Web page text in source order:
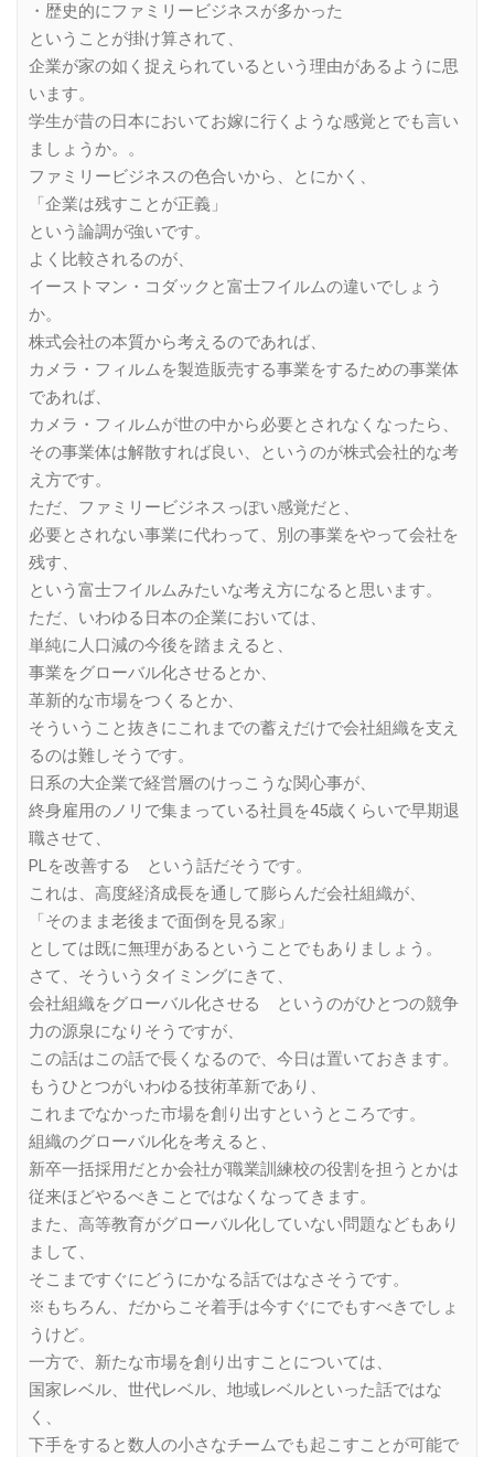
・歴史的にファミリービジネスが多かった
ということが掛け算されて、
企業が家の如く捉えられているという理由があるように思
います。
学生が昔の日本においてお嫁に行くような感覚とでも言い
ましょうか。。
ファミリービジネスの色合いから、とにかく、
「企業は残すことが正義」
という論調が強いです。
よく比較されるのが、
イーストマン・コダックと富士フイルムの違いでしょう
か。
株式会社の本質から考えるのであれば、
カメラ・フィルムを製造販売する事業をするための事業体
であれば、
カメラ・フィルムが世の中から必要とされなくなったら、
その事業体は解散すれば良い、というのが株式会社的な考
え方です。
ただ、ファミリービジネスっぽい感覚だと、
必要とされない事業に代わって、別の事業をやって会社を
残す、
という富士フイルムみたいな考え方になると思います。
ただ、いわゆる日本の企業においては、
単純に人口減の今後を踏まえると、
事業をグローバル化させるとか、
革新的な市場をつくるとか、
そういうこと抜きにこれまでの蓄えだけで会社組織を支え
るのは難しそうです。
日系の大企業で経営層のけっこうな関心事が、
終身雇用のノリで集まっている社員を45歳くらいで早期退
職させて、
PLを改善する という話だそうです。
これは、高度経済成長を通して膨らんだ会社組織が、
「そのまま老後まで面倒を見る家」
としては既に無理があるということでもありましょう。
さて、そういうタイミングにきて、
会社組織をグローバル化させる というのがひとつの競争
力の源泉になりそうですが、
この話はこの話で長くなるので、今日は置いておきます。
もうひとつがいわゆる技術革新であり、
これまでなかった市場を創り出すというところです。
組織のグローバル化を考えると、
新卒一括採用だとか会社が職業訓練校の役割を担うとかは
従来ほどやるべきことではなくなってきます。
また、高等教育がグローバル化していない問題などもあり
まして、
そこまですぐにどうにかなる話ではなさそうです。
※もちろん、だからこそ着手は今すぐにでもすべきでしょ
うけど。
一方で、新たな市場を創り出すことについては、
国家レベル、世代レベル、地域レベルといった話ではな
く、
下手をすると数人の小さなチームでも起こすことが可能で